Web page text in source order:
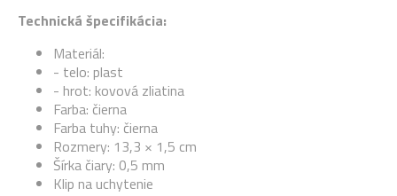
Technická špecifikácia:
Materiál:
- telo: plast
- hrot: kovová zliatina
Farba: čierna
Farba tuhy: čierna
Rozmery: 13,3 × 1,5 cm
Šírka čiary: 0,5 mm
Klip na uchytenie